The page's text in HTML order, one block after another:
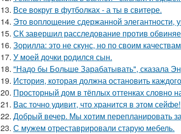
13. Все вокруг в футболках - а ты в свитере.
14. Это воплощение сдержанной элегантности,
15. СК завершил расследование против
16. Зорилла: это не скунс, но по своим
17. У моей дочки родился сын.
18. "Надо бы Больше Зарабатывать", сказала
19. История, которая должна остановить
20. Просторный дом в тёплых оттенках словно
21. Вас точно удивит, что хранится в этом сейфе!
22. Добрый вечер. Мы хотим перепланировать
23. С мужем отреставрировали старую мебель.